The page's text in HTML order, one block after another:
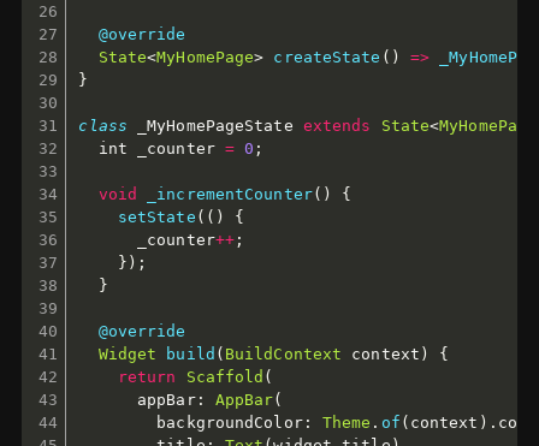
@override
State<MyHomePage> createState ( ) =>
}
class _MyHomePageState extends State<MyHomePage
  int _counter
= 0 ;
void _incrementCounter( )
{
setState ( ( )
{
      _counter
++ ;
} ) ;
}
@override
Widget
build ( BuildContext context )
{
return
Scaffold (
      appBar
: AppBar(
        backgroundColor
: Theme . of ( context ) .